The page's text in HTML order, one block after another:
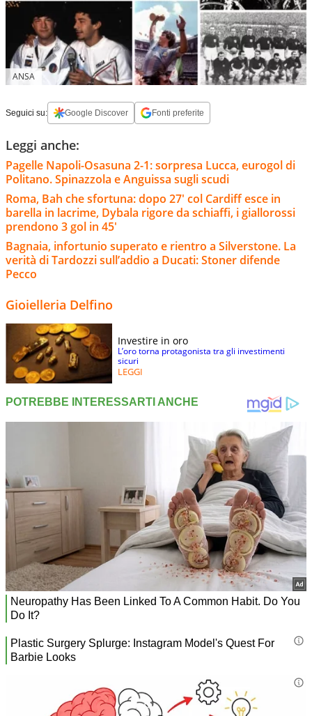
ANSA
Seguici su: Google Discover Fonti preferite
Leggi anche:
Pagelle Napoli-Osasuna 2-1: sorpresa Lucca, eurogol di
Politano. Spinazzola e Anguissa sugli scudi
Roma, Bah che sfortuna: dopo 27' col Cardiff esce in
barella in lacrime, Dybala rigore da schiaffi, i giallorossi
prendono 3 gol in 45'
Bagnaia, infortunio superato e rientro a Silverstone. La
verità di Tardozzi sull’addio a Ducati: Stoner difende
Pecco
Gioielleria Delfino
Investire in oro
L’oro torna protagonista tra gli investimenti
sicuri
LEGGI